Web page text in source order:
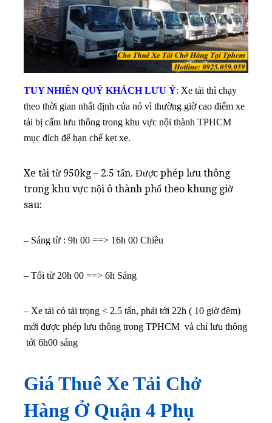
TUY NHIÊN QUÝ KHÁCH LƯU Ý: Xe tải thì chạy
theo thời gian nhất định của nó vì thường giờ cao điểm xe
tải bị cấm lưu thông trong khu vực nội thành TPHCM
mục đích để hạn chế kẹt xe.
Xe tải từ 950kg – 2.5 tấn. Được phép lưu thông
trong khu vực nội ô thành phố theo khung giờ
sau:
– Sáng từ : 9h 00 ==> 16h 00 Chiều
– Tối từ 20h 00 ==> 6h Sáng
– Xe tải có tải trọng < 2.5 tấn, phải tới 22h ( 10 giờ đêm)
mới được phép lưu thông trong TPHCM và chỉ lưu thông
tới 6h00 sáng
Giá Thuê Xe Tải Chở
Hàng Ở Quận 4 Phụ